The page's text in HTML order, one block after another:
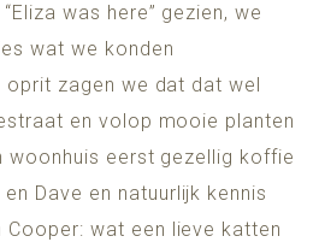
was here” gezien, we
wat we konden
oprit zagen we dat dat wel
en volop mooie planten
woonhuis eerst gezellig koffie
Dave en natuurlijk kennis
Cooper: wat een lieve katten